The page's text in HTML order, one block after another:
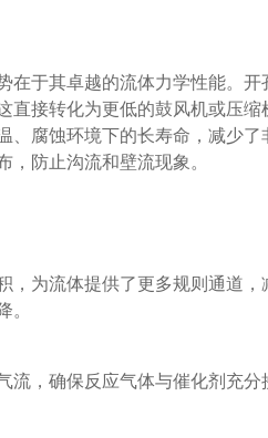
于其卓越的流体力学性能。
接转化为更低的鼓风机或压
腐蚀环境下的长寿命，减少
防止沟流和壁流现象。
为流体提供了更多规则通道
，确保反应气体与催化剂充